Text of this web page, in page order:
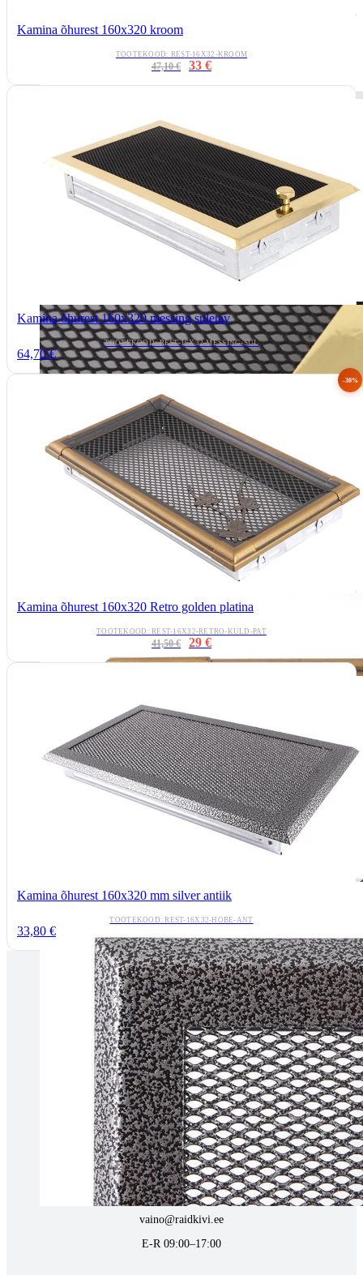
Kamina õhurest 160x320 kroom
TOOTEKOOD: REST-16X32-KROOM
47,10 € 33 €
Kamina õhurest 160x320 messing suletav
TOOTEKOOD: REST-16X32-MESSING-SUL
64,70 €
-30%
Kamina õhurest 160x320 Retro golden platina
TOOTEKOOD: REST-16X32-RETRO-KULD-PAT
41,50 € 29 €
Kamina õhurest 160x320 mm silver antiik
TOOTEKOOD: REST-16X32-HOBE-ANT
33,80 €
Tallinnas kaminasalong
Pärnu mnt. 139E/2, 11317, Tallinn
(+372) 677 6977
kaminakoda@kaminakoda.ee
E-R 10:00-18:30
Tartus kivi töötlemine
Tähe 127E, Tartu
(+372) 747 7107
vaino@raidkivi.ee
E-R 09:00–17:00